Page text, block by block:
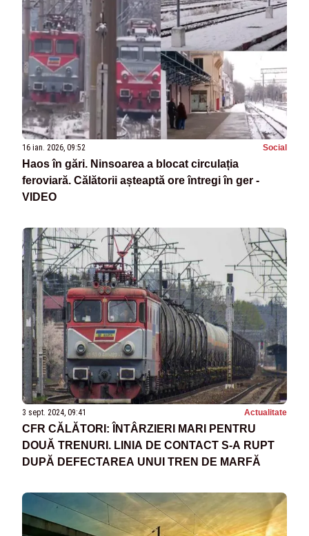
16 ian. 2026, 09:52 Social
Haos în gări. Ninsoarea a blocat circulația
feroviară. Călătorii așteaptă ore întregi în ger -
VIDEO
3 sept. 2024, 09:41 Actualitate
CFR CĂLĂTORI: ÎNTÂRZIERI MARI PENTRU
DOUĂ TRENURI. LINIA DE CONTACT S-A RUPT
DUPĂ DEFECTAREA UNUI TREN DE MARFĂ